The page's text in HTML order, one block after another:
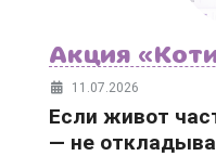
Акция
11.07.2026
Если живот
— не